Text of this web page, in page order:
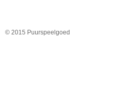
© 2015 Puurspeelgoed